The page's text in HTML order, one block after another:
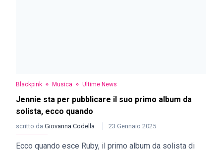
Blackpink Musica Ultime News
Jennie sta per pubblicare il suo primo album da
solista, ecco quando
scritto da Giovanna Codella 23 Gennaio 2025
Ecco quando esce Ruby, il primo album da solista di